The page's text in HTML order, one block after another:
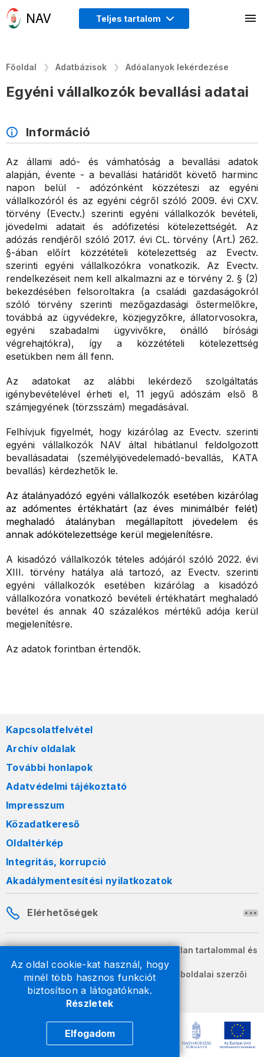
Az oldal cookie-kat használ, hogy
minél több hasznos funkciót
biztosítson a látogatóknak.
Részletek
Elfogadom
Teljes tartalom
Főoldal Adatbázisok Adóalanyok lekérdezése
Egyéni vállalkozók bevallási adatai
Információ
Az állami adó- és vámhatóság a bevallási adatok
alapján, évente - a bevallási határidőt követő harminc
napon belül - adózónként közzéteszi az egyéni
vállalkozóról és az egyéni cégről szóló 2009. évi CXV.
törvény (Evectv.) szerinti egyéni vállalkozók bevételi,
jövedelmi adatait és adófizetési kötelezettségét. Az
adózás rendjéről szóló 2017. évi CL. törvény (Art.) 262.
§-ában előírt közzétételi kötelezettség az Evectv.
szerinti egyéni vállalkozókra vonatkozik. Az Evectv.
rendelkezéseit nem kell alkalmazni az e törvény 2. § (2)
bekezdésében felsoroltakra (a családi gazdaságokról
szóló törvény szerinti mezőgazdasági őstermelőkre,
továbbá az ügyvédekre, közjegyzőkre, állatorvosokra,
egyéni szabadalmi ügyvivőkre, önálló bírósági
végrehajtókra), így a közzétételi kötelezettség
esetükben nem áll fenn.
Az adatokat az alábbi lekérdező szolgáltatás
igénybevételével érheti el, 11 jegyű adószám első 8
számjegyének (törzsszám) megadásával.
Felhívjuk figyelmét, hogy kizárólag az Evectv. szerinti
egyéni vállalkozók NAV által hibátlanul feldolgozott
bevallásadatai (személyijövedelemadó-bevallás, KATA
bevallás) kérdezhetők le.
Az átalányadózó egyéni vállalkozók esetében kizárólag
az adómentes értékhatárt (az éves minimálbér felét)
meghaladó átalányban megállapított jövedelem és
annak adókötelezettsége kerül megjelenítésre.
A kisadózó vállalkozók tételes adójáról szóló 2022. évi
XIII. törvény hatálya alá tartozó, az Evectv. szerinti
egyéni vállalkozók esetében kizárólag a kisadózó
vállalkozóra vonatkozó bevételi értékhatárt meghaladó
bevétel és annak 40 százalékos mértékű adója kerül
megjelenítésre.
Az adatok forintban értendők.
Kapcsolatfelvétel
Archív oldalak
További honlapok
Adatvédelmi tájékoztató
Impresszum
Közadatkereső
Oldaltérkép
Integritás, korrupció
Akadálymentesítési nyilatkozatok
Elérhetőségek
A honlapon szereplő információk változatlan tartalommal és
formában szabadon terjeszthetők.
2026 © A Nemzeti Adó- és Vámhivatal weboldalai szerzői
jogvédelem alatt állnak.